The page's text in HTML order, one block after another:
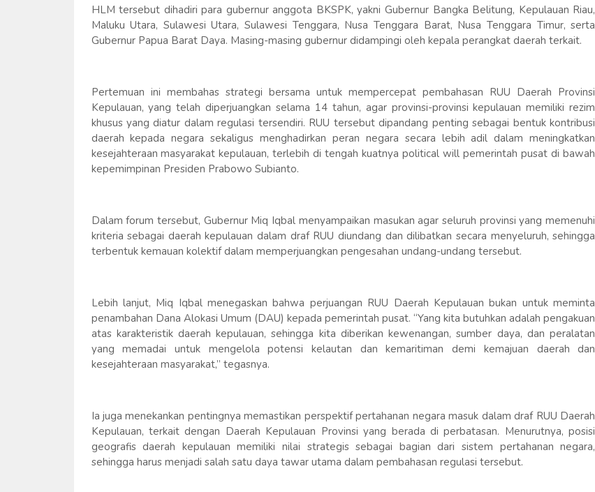
HLM tersebut dihadiri para gubernur anggota BKSPK, yakni Gubernur Bangka Belitung, Kepulauan Riau,
Maluku Utara, Sulawesi Utara, Sulawesi Tenggara, Nusa Tenggara Barat, Nusa Tenggara Timur, serta
Gubernur Papua Barat Daya. Masing-masing gubernur didampingi oleh kepala perangkat daerah terkait.
Pertemuan ini membahas strategi bersama untuk mempercepat pembahasan RUU Daerah Provinsi
Kepulauan, yang telah diperjuangkan selama 14 tahun, agar provinsi-provinsi kepulauan memiliki rezim
khusus yang diatur dalam regulasi tersendiri. RUU tersebut dipandang penting sebagai bentuk kontribusi
daerah kepada negara sekaligus menghadirkan peran negara secara lebih adil dalam meningkatkan
kesejahteraan masyarakat kepulauan, terlebih di tengah kuatnya political will pemerintah pusat di bawah
kepemimpinan Presiden Prabowo Subianto.
Dalam forum tersebut, Gubernur Miq Iqbal menyampaikan masukan agar seluruh provinsi yang memenuhi
kriteria sebagai daerah kepulauan dalam draf RUU diundang dan dilibatkan secara menyeluruh, sehingga
terbentuk kemauan kolektif dalam memperjuangkan pengesahan undang-undang tersebut.
Lebih lanjut, Miq Iqbal menegaskan bahwa perjuangan RUU Daerah Kepulauan bukan untuk meminta
penambahan Dana Alokasi Umum (DAU) kepada pemerintah pusat. “Yang kita butuhkan adalah pengakuan
atas karakteristik daerah kepulauan, sehingga kita diberikan kewenangan, sumber daya, dan peralatan
yang memadai untuk mengelola potensi kelautan dan kemaritiman demi kemajuan daerah dan
kesejahteraan masyarakat,” tegasnya.
Ia juga menekankan pentingnya memastikan perspektif pertahanan negara masuk dalam draf RUU Daerah
Kepulauan, terkait dengan Daerah Kepulauan Provinsi yang berada di perbatasan. Menurutnya, posisi
geografis daerah kepulauan memiliki nilai strategis sebagai bagian dari sistem pertahanan negara,
sehingga harus menjadi salah satu daya tawar utama dalam pembahasan regulasi tersebut.